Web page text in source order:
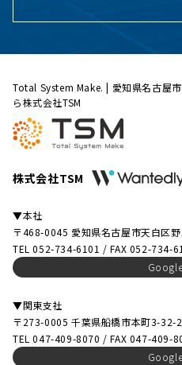
Total System Make. | 愛知県名古屋
ら株式会社TSM
株式会社TSM
▼本社
〒468-0045 愛知県名古屋市天白区
TEL 052-734-6101 / FAX 052-734-
▼関東支社
〒273-0005 千葉県船橋市本町3-32-
TEL 047-409-8070 / FAX 047-409-